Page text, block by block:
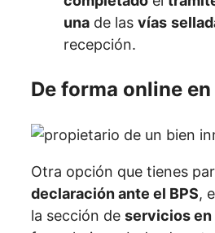
una de las vías
recepción.
De forma online en
Otra opción que tienes
declaración ante el BPS,
la sección de servicios en